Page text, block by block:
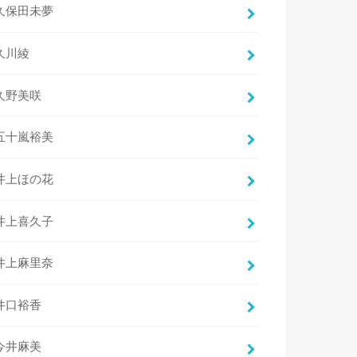
保田未夢
川綾
野美咲
十嵐裕美
上ほの花
上喜久子
上麻里奈
口裕香
井麻美